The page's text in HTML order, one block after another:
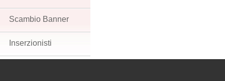
Scambio Banner
Inserzionisti